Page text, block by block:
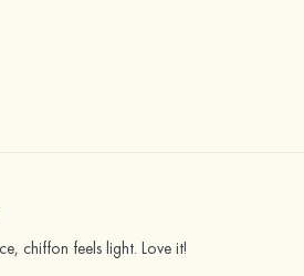
chiffon feels light. Love it!